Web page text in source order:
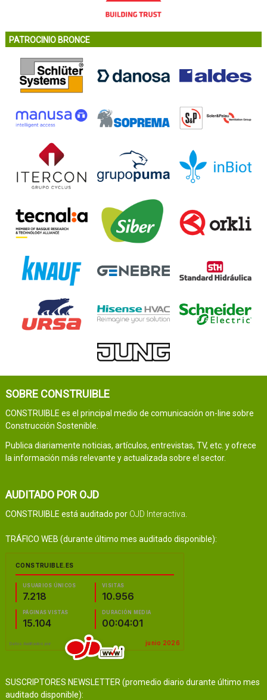
PATROCINIO BRONCE
SOBRE CONSTRUIBLE
CONSTRUIBLE es el principal medio de comunicación on-line sobre
Construcción Sostenible.
Publica diariamente noticias, artículos, entrevistas, TV, etc. y ofrece
la información más relevante y actualizada sobre el sector.
AUDITADO POR OJD
CONSTRUIBLE está auditado por OJD Interactiva
TRÁFICO WEB (durante último mes auditado disponible):
SUSCRIPTORES NEWSLETTER (promedio diario durante último mes
auditado disponible):